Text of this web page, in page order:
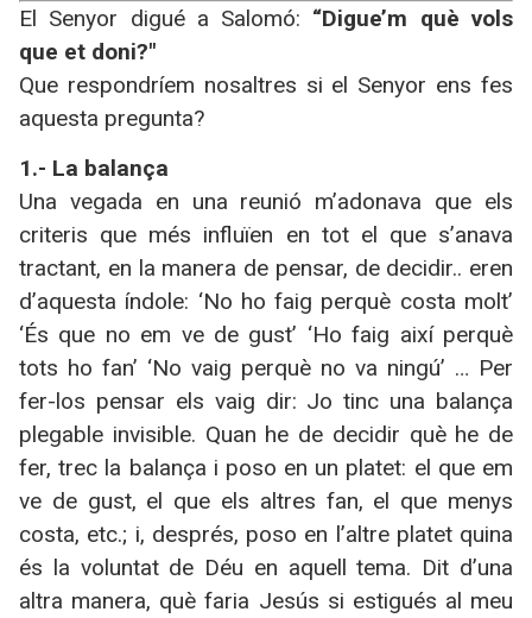
El Senyor digué a Salomó: “Digue’m què vols
que et doni?"
Que respondríem nosaltres si el Senyor ens fes
aquesta pregunta?
1.- La balança
Una vegada en una reunió m’adonava que els
criteris que més influïen en tot el que s’anava
tractant, en la manera de pensar, de decidir.. eren
d’aquesta índole: ‘No ho faig perquè costa molt’
‘És que no em ve de gust’ ‘Ho faig així perquè
tots ho fan’ ‘No vaig perquè no va ningú’ … Per
fer-los pensar els vaig dir: Jo tinc una balança
plegable invisible. Quan he de decidir què he de
fer, trec la balança i poso en un platet: el que em
ve de gust, el que els altres fan, el que menys
costa, etc.; i, després, poso en l’altre platet quina
és la voluntat de Déu en aquell tema. Dit d’una
altra manera, què faria Jesús si estigués al meu